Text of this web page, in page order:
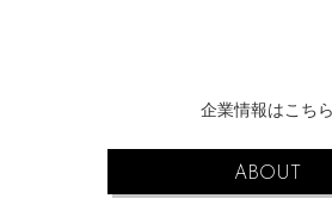
企業情報はこちら
ABOUT